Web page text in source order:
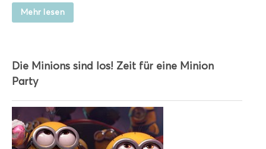
Mehr lesen
Die Minions sind los! Zeit für eine Minion
Party